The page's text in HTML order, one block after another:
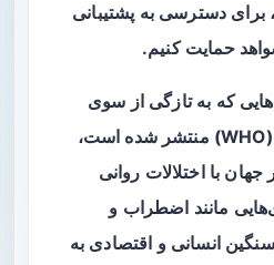
برای دسترسی به پشتیبانی
حمایت کنیم.
که به تازگی از سوی
سازمان جهانی بهداشت (WHO) منتشر شده است،
با اختلالات روانی
مانند اضطراب و
انسانی و اقتصادی به